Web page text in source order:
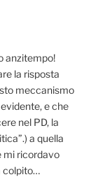
anzitempo!
la risposta
meccanismo
e che
nel PD, la
a quella
mi ricordavo
colpito…